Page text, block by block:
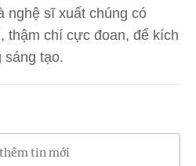
nghệ sĩ xuất chúng có
thậm chí cực đoan, để kích
sáng tạo.
tin mới